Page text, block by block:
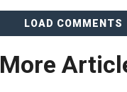
LOAD COMMENTS
More